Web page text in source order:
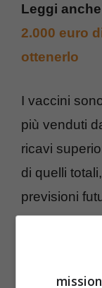
Leggi
2.000 euro
ottenerlo
I vaccini
più venduti
ricavi
di quelli
previsioni
aumento di
tra 3,95